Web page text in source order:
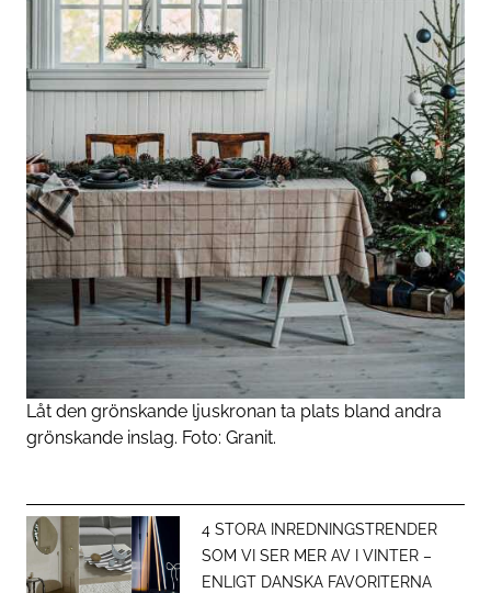
Låt den grönskande ljuskronan ta plats bland andra
grönskande inslag. Foto: Granit.
4 STORA INREDNINGSTRENDER
SOM VI SER MER AV I VINTER –
ENLIGT DANSKA FAVORITERNA